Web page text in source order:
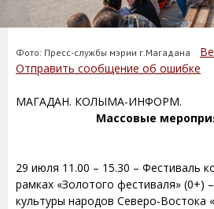
Фото: Пресс-службы мэрии г.Магадана
Отправить сообщение об ошибке
МАГАДАН. КОЛЫМА-ИНФОРМ.
Массовые
29 июля 11.00 – 15.30 – Фестиваль
рамках «Золотого фестиваля» (0+)
культуры народов Северо-Востока